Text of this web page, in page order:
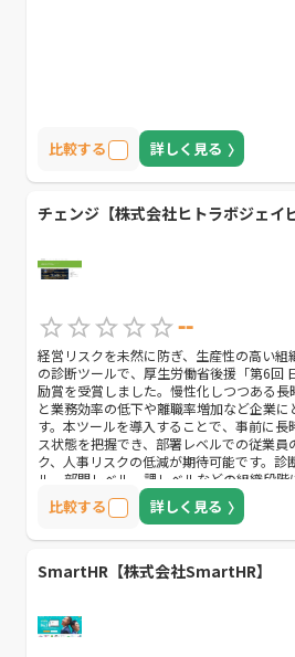
比較する 詳しく見る
チェンジ【株式会社ヒトラボジェイ
--
経営リスクを未然に防ぎ、生産性の高い組
の診断ツールで、厚生労働省後援「第6回
励賞を受賞しました。慢性化しつつある長
と業務効率の低下や離職率増加など企業
す。本ツールを導入することで、事前に
ス状態を把握でき、部署レベルでの従業員
ク、人事リスクの低減が期待可能です。診
ル、部門レベル、課レベルなどの組織段
き、残業が多くなりがちな現場レベルで分
働環境の整備が組織力の改善につながるの
比較する 詳しく見る
SmartHR【株式会社SmartHR】